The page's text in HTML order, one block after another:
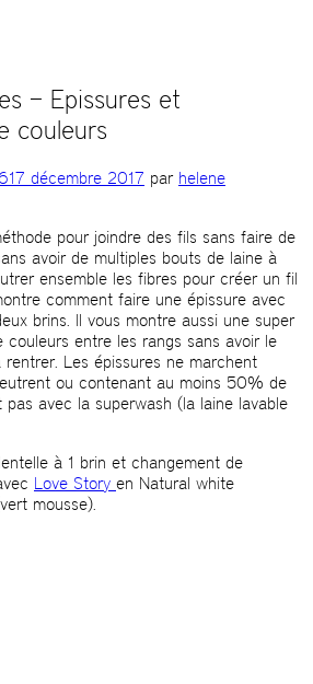
– Epissures et
couleurs
17 décembre 2017 par helene
pour joindre des fils sans faire de
avoir de multiples bouts de laine à
ensemble les fibres pour créer un fil
comment faire une épissure avec
brins. Il vous montre aussi une super
entre les rangs sans avoir le
Les épissures ne marchent
ou contenant au moins 50% de
avec la superwash (la laine lavable
à 1 brin et changement de
Love Story en Natural white
mousse).